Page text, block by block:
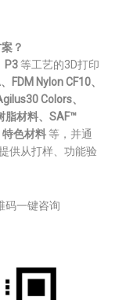
？
P3等工艺的3D打印
FDM Nylon CF10、
Colors、
脂材料、SAF™
特色材料等，并通
供从打样、功能验
码一键咨询